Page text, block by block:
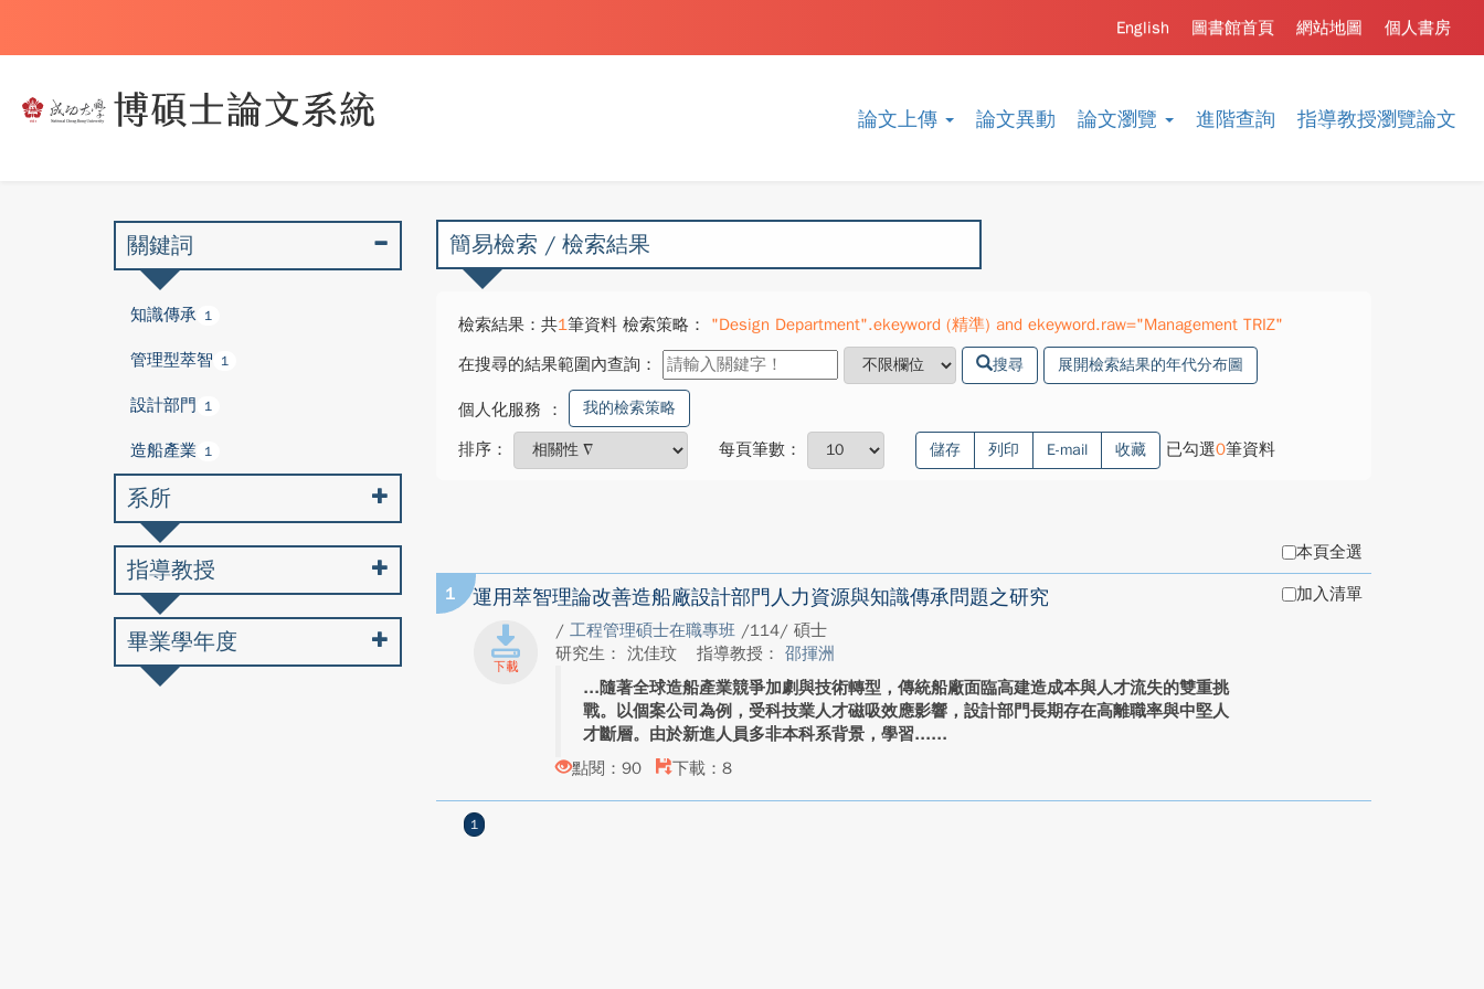
論文上傳 論文異動 論文瀏覽 進階查詢 指導教授瀏覽論文
個人書房
網站地圖
圖書館首頁
English
簡易檢索 / 檢索結果
檢索結果：共1筆資料 檢索策略：
"Design Department".ekeyword (精準) and ekeyword.raw="Management TRIZ"
在搜尋的結果範圍內查詢：
搜尋 展開檢索結果的年代分布圖
個人化服務 ： 我的檢索策略
排序： 每頁筆數： 儲存 列印 E-mail 收藏 已勾選0筆資料
本頁全選
1 運用萃智理論改善造船廠設計部門人力資源與知識傳承問題之研究
/ 工程管理碩士在職專班 /114/ 碩士
研究生： 沈佳玟
指導教授： 邵揮洲
隨著全球造船產業競爭加劇與技術轉型，傳統船廠面臨高建造成本與人才流失的雙重挑
戰。以個案公司為例，受科技業人才磁吸效應影響，設計部門長期存在高離職率與中堅人
才斷層。由於新進人員多非本科系背景，學習...
點閱：90
下載：8
加入清單
1
關鍵詞
知識傳承 1
管理型萃智 1
設計部門 1
造船產業 1
系所
指導教授
畢業學年度